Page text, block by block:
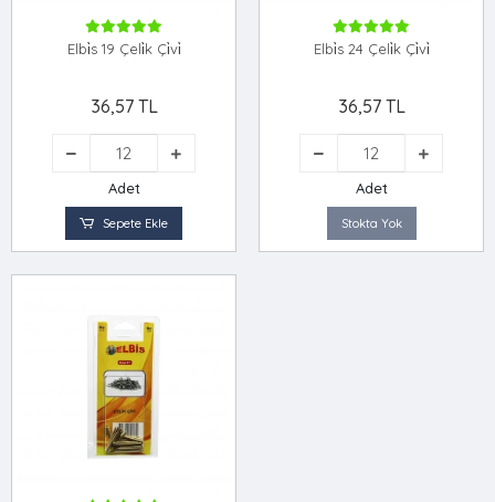
Elbi̇s 19 Çeli̇k Çi̇vi̇
36,57 TL
Adet
Sepete Ekle
Elbi̇s 24 Çeli̇k Çi̇vi̇
36,57 TL
Adet
Stokta Yok